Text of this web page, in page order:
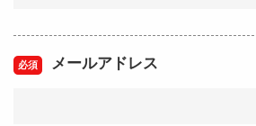
メールアドレス